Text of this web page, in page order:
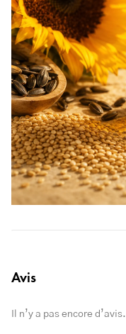
Avis
Il n’y a pas encore d’avis.